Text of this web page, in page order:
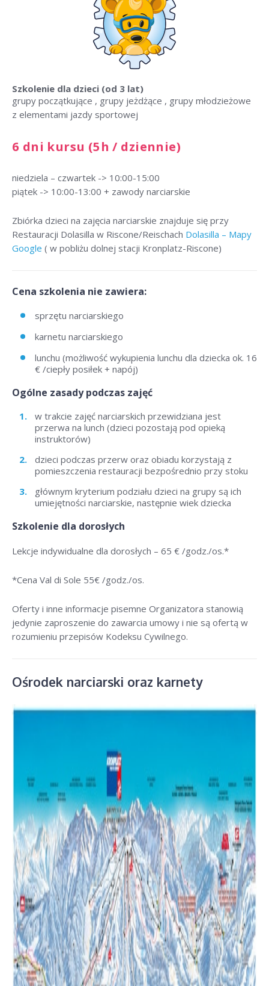
Szkolenie dla dzieci (od 3 lat)
grupy początkujące , grupy jeżdżące , grupy młodzieżowe
z elementami jazdy sportowej
6 dni kursu (5h / dziennie)
niedziela – czwartek -> 10:00-15:00
piątek -> 10:00-13:00 + zawody narciarskie
Zbiórka dzieci na zajęcia narciarskie znajduje się przy
Restauracji Dolasilla w Riscone/Reischach Dolasilla – Mapy
Google ( w pobliżu dolnej stacji Kronplatz-Riscone)
Cena szkolenia nie zawiera:
sprzętu narciarskiego
karnetu narciarskiego
lunchu (możliwość wykupienia lunchu dla dziecka ok. 16
€ /ciepły posiłek + napój)
Ogólne zasady podczas zajęć
w trakcie zajęć narciarskich przewidziana jest
przerwa na lunch (dzieci pozostają pod opieką
instruktorów)
dzieci podczas przerw oraz obiadu korzystają z
pomieszczenia restauracji bezpośrednio przy stoku
głównym kryterium podziału dzieci na grupy są ich
umiejętności narciarskie, następnie wiek dziecka
Szkolenie dla dorosłych
Lekcje indywidualne dla dorosłych – 65 € /godz./os.*
*Cena Val di Sole 55€ /godz./os.
Oferty i inne informacje pisemne Organizatora stanowią
jedynie zaproszenie do zawarcia umowy i nie są ofertą w
rozumieniu przepisów Kodeksu Cywilnego.
Ośrodek narciarski oraz karnety